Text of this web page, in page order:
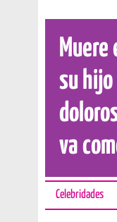
Muere
su hijo
va
Celebridades